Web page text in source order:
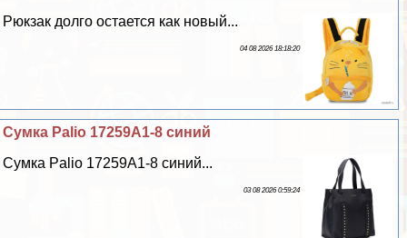
Рюкзак долго остается как новый...
04 08 2026 18:18:20
Сумка Palio 17259A1-8 синий
Сумка Palio 17259A1-8 синий...
03 08 2026 0:59:24